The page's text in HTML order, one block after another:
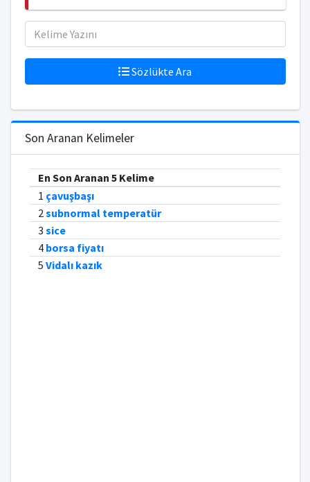
Sözlükte Ara
Son Aranan Kelimeler
En Son Aranan 5 Kelime
1 çavuşbaşı
2subnormal temperatür
3 sice
4 borsa fiyatı
5 Vidalı kazık